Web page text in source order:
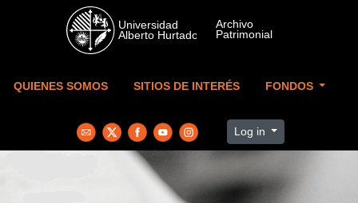
Skip to main content
QUIENES SOMOS SITIOS DE INTERÉS FONDOS
Log in